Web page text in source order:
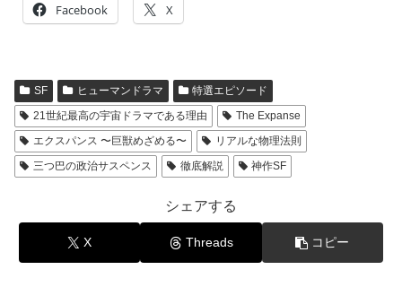
Facebook X
SF ヒューマンドラマ
特選エピソード
21世紀最高の宇宙ドラマである理由
The Expanse
エクスパンス 〜巨獣めざめる〜
リアルな物理法則
三つ巴の政治サスペンス
徹底解説 神作SF
シェアする
X Threads コピー